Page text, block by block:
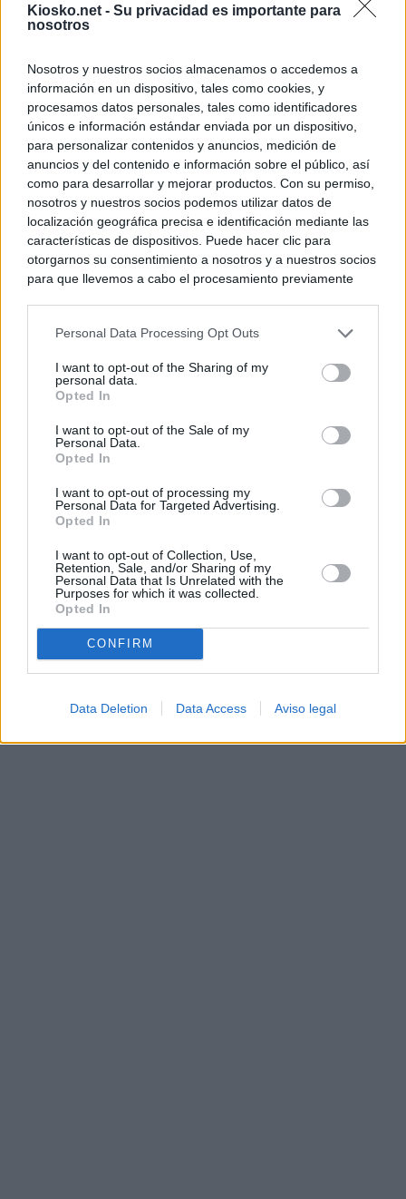
Kiosko.net - Su privacidad es importante para
nosotros
Nosotros y nuestros socios almacenamos o accedemos a
información en un dispositivo, tales como cookies, y
procesamos datos personales, tales como identificadores
únicos e información estándar enviada por un dispositivo,
para personalizar contenidos y anuncios, medición de
anuncios y del contenido e información sobre el público, así
como para desarrollar y mejorar productos. Con su permiso,
nosotros y nuestros socios podemos utilizar datos de
localización geográfica precisa e identificación mediante las
características de dispositivos. Puede hacer clic para
otorgarnos su consentimiento a nosotros y a nuestros socios
para que llevemos a cabo el procesamiento previamente
negar su consentimiento. Tenga en cuenta que algún
de su consentimiento, pero usted tiene el derecho de
rechazar tal procesamiento. Sus preferencias se aplicarán
cualquier momento entrando de nuevo en este sitio web o
visitando nuestra política de privacidad.
Personal Data Processing Opt Outs
I want to opt-out of the Sharing of my
personal data.
Opted In
I want to opt-out of the Sale of my
Personal Data.
Opted In
I want to opt-out of processing my
Personal Data for Targeted Advertising.
Opted In
I want to opt-out of Collection, Use,
Retention, Sale, and/or Sharing of my
Personal Data that Is Unrelated with the
Purposes for which it was collected.
Opted In
CONFIRM
Data Deletion Data Access Aviso legal